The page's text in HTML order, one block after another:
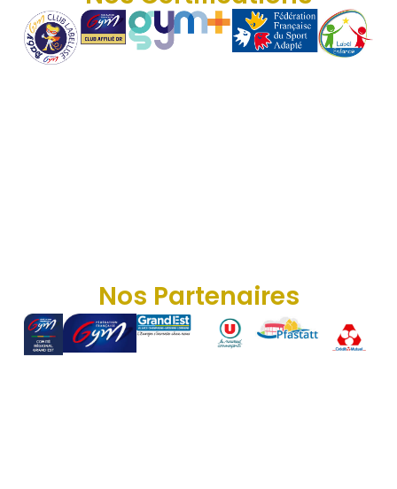
Nos Partenaires